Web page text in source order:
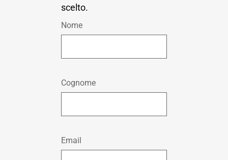
scelto.
Nome
Cognome
Email